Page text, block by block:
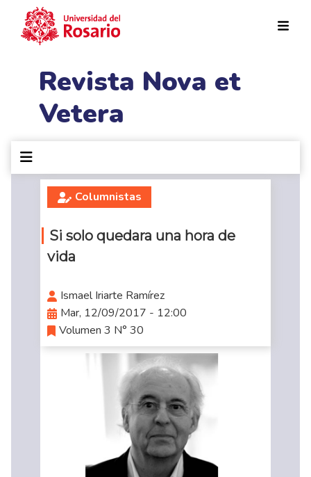
Revista Nova et
Vetera
Columnistas
Si solo quedara una hora de
vida
Ismael Iriarte Ramírez
Mar, 12/09/2017 - 12:00
Volumen 3 N° 30